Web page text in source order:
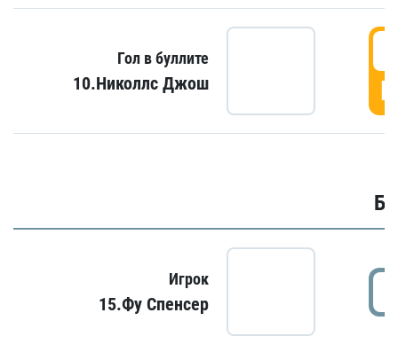
Гол в буллите
10.Николлс Джош
Игрок
15.Фу Спенсер